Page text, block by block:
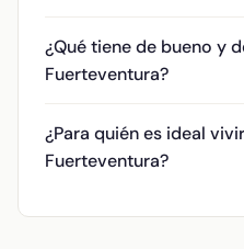
¿Qué tiene de bueno y
Fuerteventura?
¿Para quién es ideal
Fuerteventura?